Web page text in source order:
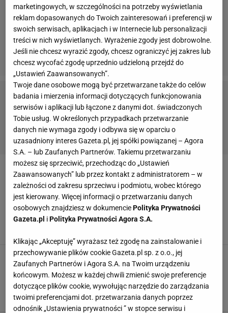
Zobacz także:
Dominik Kossakowski -Harald Reinkind-Ivan Cupić
Janusz Brzozowski-Joanna Chmiel
DIDIER DINART
Mistrzostwa Europy piłkarzy ręcznych.
Francuskie media: Szmal i Bielecki obrzydzili
nam mecz
ME piłkarzy ręcznych 2016. Polska - Francja,
czyli zderzenie pociągu towarowego Jurecki z
pociągiem TGV Karabatić
Łukasz Jachimiak, Kraków, grafika Piotr Kalisz,
18 STYCZNIA 2016, 19:33
marketingowych, w szczególności na potrzeby wyświetlania
reklam dopasowanych do Twoich zainteresowań i preferencji w
swoich serwisach, aplikacjach i w Internecie lub personalizacji
treści w nich wyświetlanych. Wyrażenie zgody jest dobrowolne.
Jeśli nie chcesz wyrazić zgody, chcesz ograniczyć jej zakres lub
chcesz wycofać zgodę uprzednio udzieloną przejdź do
„Ustawień Zaawansowanych”.
Twoje dane osobowe mogą być przetwarzane także do celów
badania i mierzenia informacji dotyczących funkcjonowania
serwisów i aplikacji lub łączone z danymi dot. świadczonych
Tobie usług. W określonych przypadkach przetwarzanie
danych nie wymaga zgody i odbywa się w oparciu o
uzasadniony interes Gazeta.pl, jej spółki powiązanej – Agora
S.A. – lub Zaufanych Partnerów. Takiemu przetwarzaniu
możesz się sprzeciwić, przechodząc do „Ustawień
Zaawansowanych” lub przez kontakt z administratorem – w
zależności od zakresu sprzeciwu i podmiotu, wobec którego
jest kierowany. Więcej informacji o przetwarzaniu danych
osobowych znajdziesz w dokumenciePolityka Prywatności
Gazeta.pl iPolityka Prywatności Agora S.A.
Klikając „Akceptuję” wyrażasz też zgodę na zainstalowanie i
przechowywanie plików cookie Gazeta.pl sp. z o.o., jej
Zaufanych Partnerów i Agora S.A. na Twoim urządzeniu
końcowym. Możesz w każdej chwili zmienić swoje preferencje
dotyczące plików cookie, wywołując narzędzie do zarządzania
twoimi preferencjami dot. przetwarzania danych poprzez
odnośnik „Ustawienia prywatności ” w stopce serwisu i